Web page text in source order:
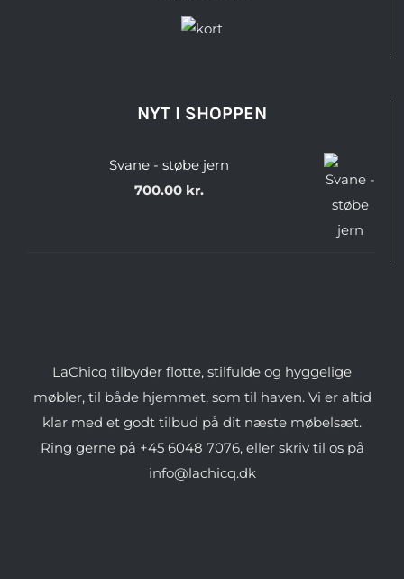
NYT I SHOPPEN
Svane - støbe jern
700.00 kr.
LaChicq tilbyder flotte, stilfulde og hyggelige
møbler, til både hjemmet, som til haven. Vi er altid
klar med et godt tilbud på dit næste møbelsæt.
Ring gerne på +45 6048 7076, eller skriv til os på
info@lachicq.dk